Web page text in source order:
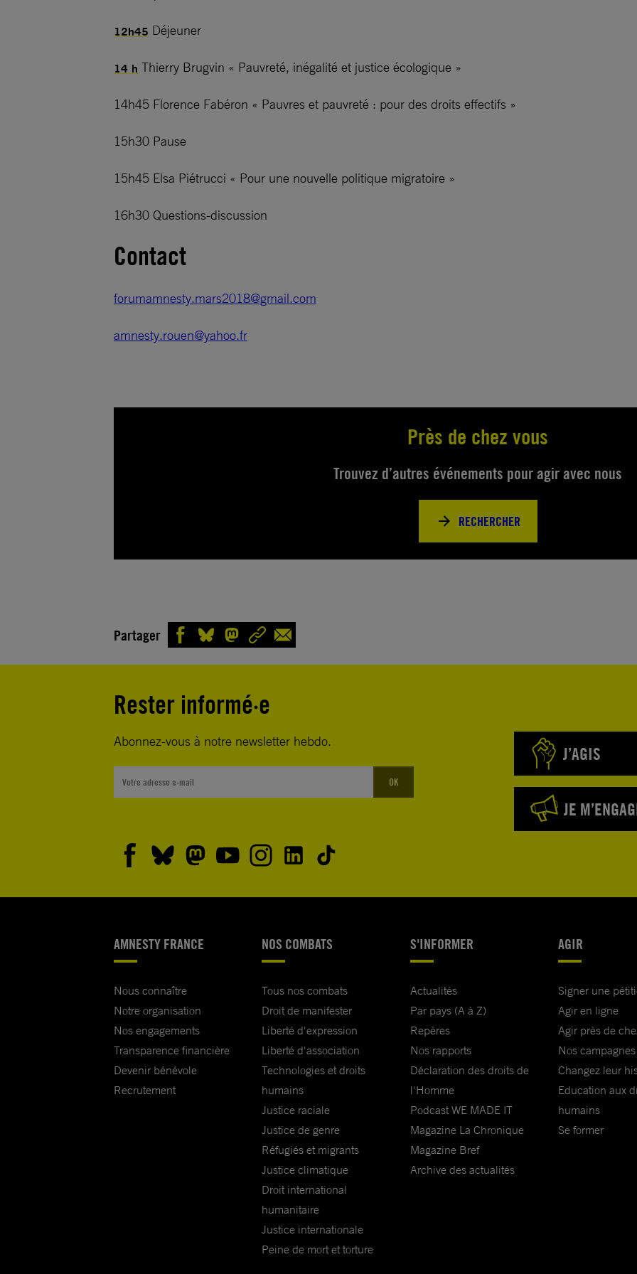
12h45 Déjeuner
14 h Thierry Brugvin « Pauvreté, inégalité et justice écologique »
14h45 Florence Fabéron « Pauvres et pauvreté : pour des droits effectifs »
15h30 Pause
15h45 Elsa Piétrucci « Pour une nouvelle politique migratoire »
16h30 Questions-discussion
Contact
forumamnesty.mars2018@gmail.com
amnesty.rouen@yahoo.fr
Près de chez vous
Trouvez d’autres événements pour agir avec nous
RECHERCHER
Partager
Rester informé·e
Abonnez-vous à notre newsletter hebdo.
OK
J’AGIS
JE
AMNESTY FRANCE
Nous connaître
Notre organisation
Nos engagements
Transparence financière
Devenir bénévole
Recrutement
NOS COMBATS
Tous nos combats
Droit de manifester
Liberté d'expression
Liberté d'association
Technologies et droits
humains
Justice raciale
Justice de genre
Réfugiés et migrants
Justice climatique
Droit international
humanitaire
Justice internationale
Peine de mort et torture
S'INFORMER
Actualités
Par pays (A à Z)
Repères
Nos rapports
Déclaration des droits de
l'Homme
Podcast WE MADE IT
Magazine La Chronique
Magazine Bref
Archive des actualités
AGIR
Signer une
Agir en ligne
Agir près de
Nos campagnes
Changez leur
Education aux
humains
Se former